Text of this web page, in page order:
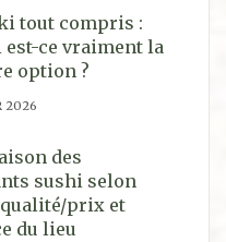
tout compris :
est-ce vraiment la
option ?
2026
des
sushi selon
prix et
du lieu